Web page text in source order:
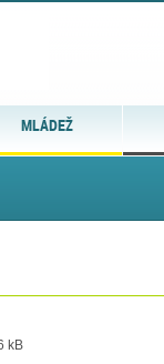
MLÁDEŽ
kB